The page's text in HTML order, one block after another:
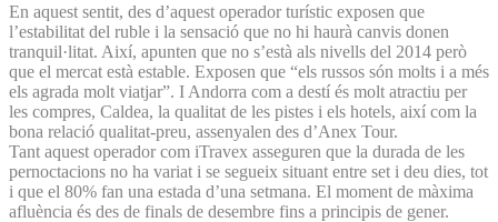
En aquest sentit, des d’aquest operador turístic exposen que
l’estabilitat del ruble i la sensació que no hi haurà canvis donen
tranquil·litat. Així, apunten que no s’està als nivells del 2014 però
que el mercat està estable. Exposen que “els russos són molts i a més
els agrada molt viatjar”. I Andorra com a destí és molt atractiu per
les compres, Caldea, la qualitat de les pistes i els hotels, així com la
bona relació qualitat-preu, assenyalen des d’Anex Tour.
Tant aquest operador com iTravex asseguren que la durada de les
pernoctacions no ha variat i se segueix situant entre set i deu dies, tot
i que el 80% fan una estada d’una setmana. El moment de màxima
afluència és des de finals de desembre fins a principis de gener.